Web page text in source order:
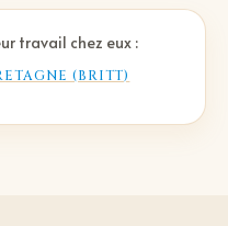
travail chez eux :
(BRITT)